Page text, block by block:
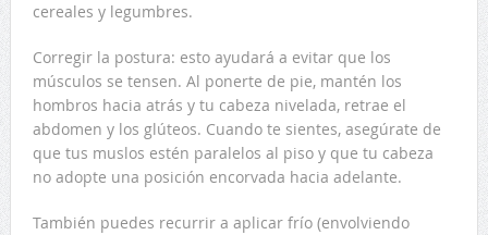
cereales y legumbres.
Corregir la postura: esto ayudará a evitar que los
músculos se tensen. Al ponerte de pie, mantén los
hombros hacia atrás y tu cabeza nivelada, retrae el
abdomen y los glúteos. Cuando te sientes, asegúrate de
que tus muslos estén paralelos al piso y que tu cabeza
no adopte una posición encorvada hacia adelante.
También puedes recurrir a aplicar frío (envolviendo